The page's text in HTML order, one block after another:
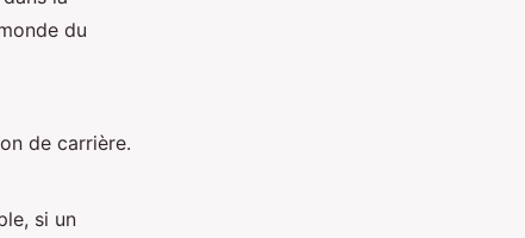
du
de carrière.
si un